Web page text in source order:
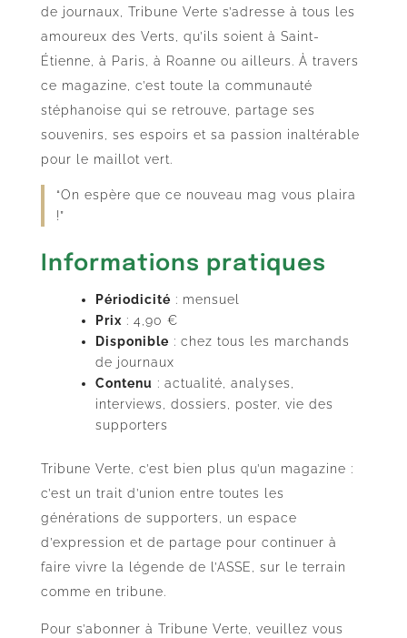
de journaux, Tribune Verte s’adresse à tous les
amoureux des Verts, qu’ils soient à Saint-
Étienne, à Paris, à Roanne ou ailleurs. À travers
ce magazine, c’est toute la communauté
stéphanoise qui se retrouve, partage ses
souvenirs, ses espoirs et sa passion inaltérable
pour le maillot vert.
“On espère que ce nouveau mag vous plaira
!”
Informations pratiques
Périodicité : mensuel
Prix: 4,90 €
Disponible : chez tous les marchands
de journaux
Contenu : actualité, analyses,
interviews, dossiers, poster, vie des
supporters
Tribune Verte, c’est bien plus qu’un magazine :
c’est un trait d’union entre toutes les
générations de supporters, un espace
d’expression et de partage pour continuer à
faire vivre la légende de l’ASSE, sur le terrain
comme en tribune.
Pour s’abonner à Tribune Verte, veuillez vous